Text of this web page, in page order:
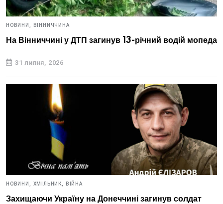
НОВИНИ, ВІННИЧЧИНА
На Вінниччині у ДТП загинув 13-річний водій мопеда
31 липня, 2026
НОВИНИ, ХМІЛЬНИК, ВІЙНА
Захищаючи Україну на Донеччині загинув солдат